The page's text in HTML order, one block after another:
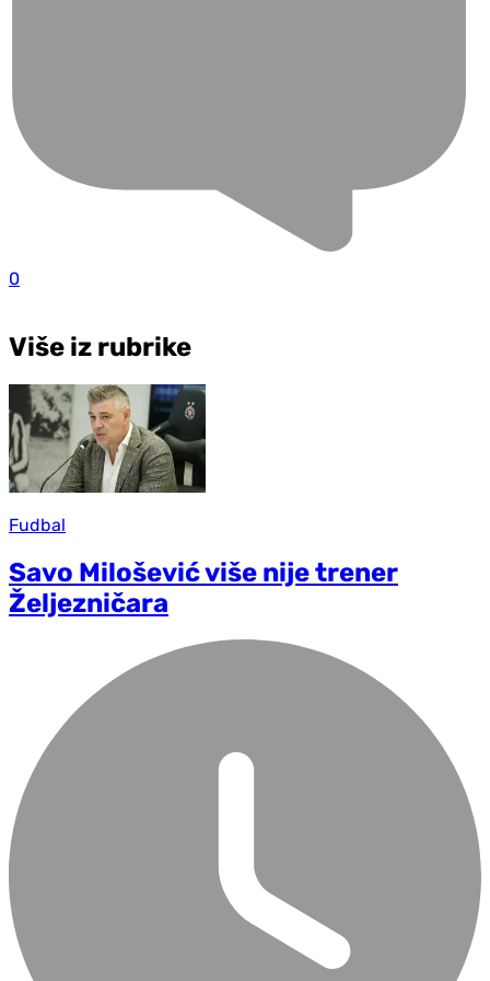
0
Više iz rubrike
Fudbal
Savo Milošević više nije trener
Željezničara